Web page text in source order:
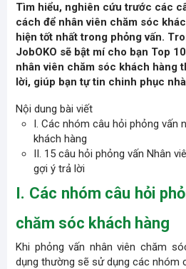
Tìm hiểu, nghiên cứu trước các
cách để nhân viên chăm sóc
hiện tốt nhất trong phỏng vấn.
JobOKO sẽ bật mí cho bạn Top
nhân viên chăm sóc khách hàng
lời, giúp bạn tự tin chinh phục
Nội dung bài viết
I. Các nhóm câu hỏi phỏng vấn
khách hàng
II. 15 câu hỏi phỏng vấn Nhân
gợi ý trả lời​
I. Các nhóm câu hỏi
chăm sóc khách hàng
Khi phỏng vấn nhân viên chăm
dụng thường sẽ sử dụng các nhóm